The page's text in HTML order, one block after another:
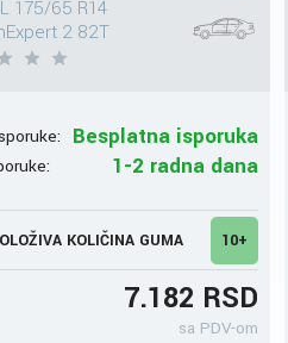
175/65 R14
2 82T
Besplatna isporuka
1-2 radna dana
KOLIČINA GUMA 10+
7.182 RSD
sa PDV-om